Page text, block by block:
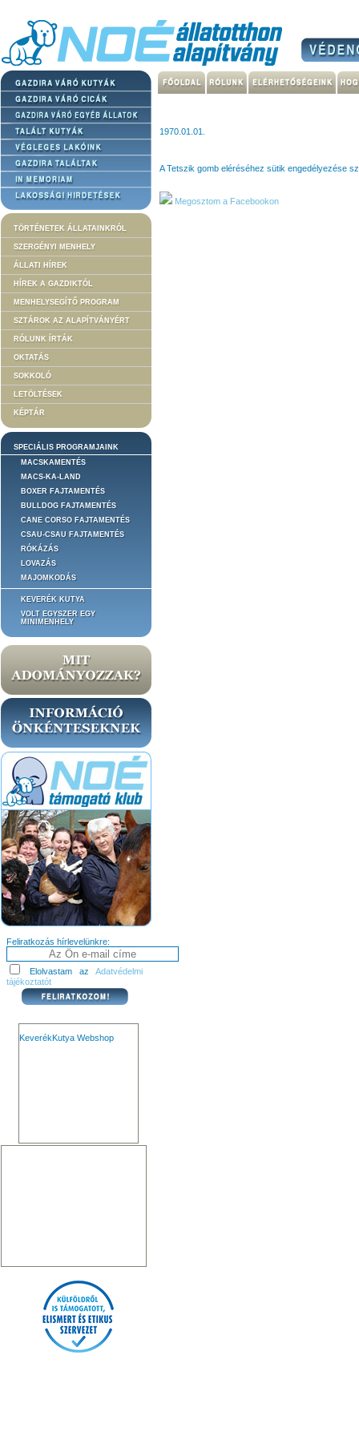
TÖRTÉNETEK ÁLLATAINKRÓL
SZERGÉNYI MENHELY
ÁLLATI HÍREK
HÍREK A GAZDIKTÓL
MENHELYSEGÍTŐ PROGRAM
SZTÁROK AZ ALAPÍTVÁNYÉRT
RÓLUNK ÍRTÁK
OKTATÁS
SOKKOLÓ
LETÖLTÉSEK
KÉPTÁR
SPECIÁLIS PROGRAMJAINK
MACSKAMENTÉS
MACS-KA-LAND
BOXER FAJTAMENTÉS
BULLDOG FAJTAMENTÉS
CANE CORSO FAJTAMENTÉS
CSAU-CSAU FAJTAMENTÉS
RÓKÁZÁS
LOVAZÁS
MAJOMKODÁS
KEVERÉK KUTYA
VOLT EGYSZER EGY
MINIMENHELY
Feliratkozás hírlevelünkre:
Elolvastam az Adatvédelmi
tájékoztatót
KeverékKutya Webshop
1970.01.01.
A Tetszik gomb eléréséhez sütik engedélyezése
Megosztom a Facebookon